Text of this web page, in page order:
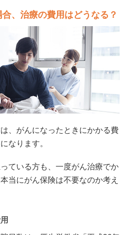
、治療の費用はどうなる？
、がんになったときにかかる費
なります。
ている方も、一度がん治療でか
当にがん保険は不要なのか考え